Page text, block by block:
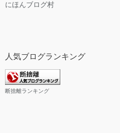
にほんブログ村
人気ブログランキング
断捨離ランキング